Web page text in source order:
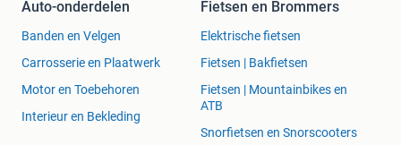
Auto-onderdelen
Banden en Velgen
Carrosserie en Plaatwerk
Motor en Toebehoren
Interieur en Bekleding
Fietsen en Brommers
Elektrische fietsen
Fietsen | Bakfietsen
Fietsen | Mountainbikes en
ATB
Snorfietsen en Snorscooters